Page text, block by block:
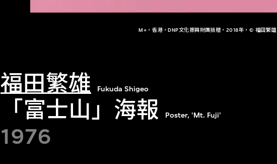
M+，香港，DNP文化振興財團捐贈，2018年，© 福田繁雄
福田繁雄 Fukuda Shigeo
「富士山」海報 Poster, 'Mt. Fuji'
1976